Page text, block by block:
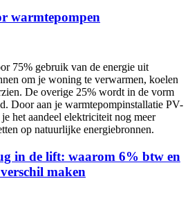
warmtepompen
75% gebruik van de energie uit
om je woning te verwarmen, koelen
De overige 25% wordt in de vorm
Door aan je warmtepompinstallatie PV-
het aandeel elektriciteit nog meer
op natuurlijke energiebronnen.
in de lift: waarom 6% btw en
maken